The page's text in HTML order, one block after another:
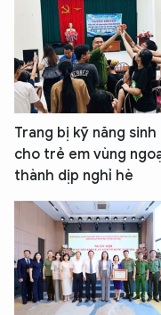
Trang bị kỹ năng sinh
cho trẻ em vùng
thành dịp nghỉ hè